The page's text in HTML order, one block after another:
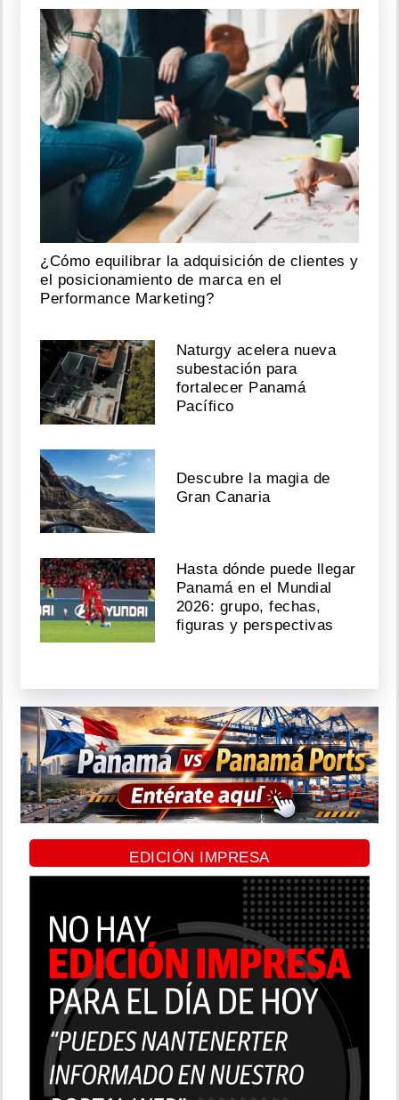
¿Cómo equilibrar la adquisición de clientes y
el posicionamiento de marca en el
Performance Marketing?
Naturgy acelera nueva
subestación para
fortalecer Panamá
Pacífico
Descubre la magia de
Gran Canaria
Hasta dónde puede llegar
Panamá en el Mundial
2026: grupo, fechas,
figuras y perspectivas
EDICIÓN IMPRESA